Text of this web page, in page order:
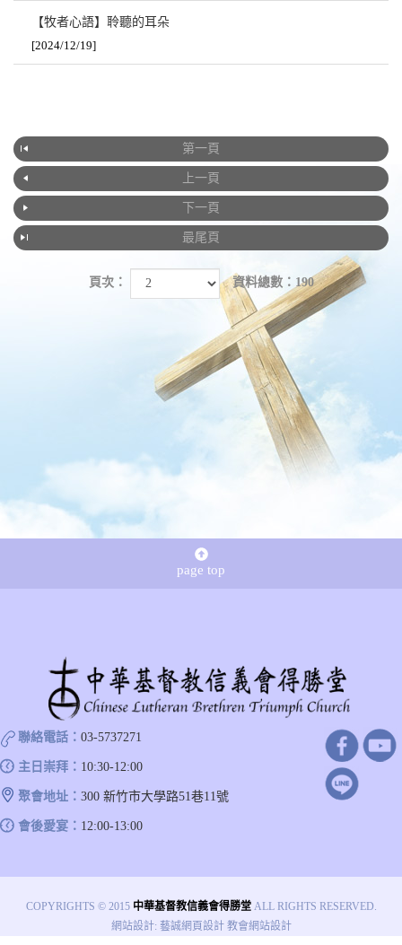
【牧者心語】聆聽的耳朵
[2024/12/19]
第一頁
上一頁
下一頁
最尾頁
頁次： 資料總數：190
page top
聯絡電話： 03-5737271
主日崇拜： 10:30-12:00
聚會地址： 300 新竹市大學路51巷11號
會後愛宴： 12:00-13:00
COPYRIGHTS © 2015 中華基督教信義會得勝堂ALL RIGHTS RESERVED.
網站設計: 藝誠網頁設計 教會網站設計